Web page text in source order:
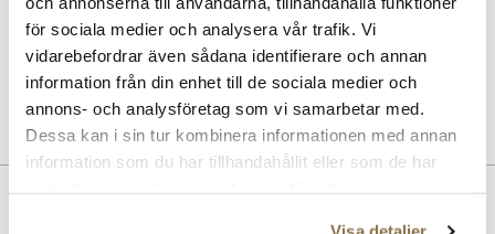
för sociala medier och analysera vår trafik. Vi
vidarebefordrar även sådana identifierare och annan
information från din enhet till de sociala medier och
annons- och analysföretag som vi samarbetar med.
Dessa kan i sin tur kombinera informationen med annan
information som du har tillhandahållit eller som de har
SOLITAIRE
Flerfärgad kräm - neutral
Pris
99 kr
Beskrivning